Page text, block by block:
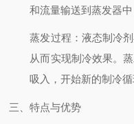
和流量输送到蒸发器中
蒸发过程 ：液态制冷
从而实现制冷效果。
吸入，开始新的制冷循
三、特点与优势